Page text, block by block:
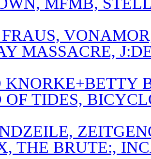
FRAUS,
MASSACRE,
KNORKE+BETTY
OF TIDES,
THE BRUTE:,